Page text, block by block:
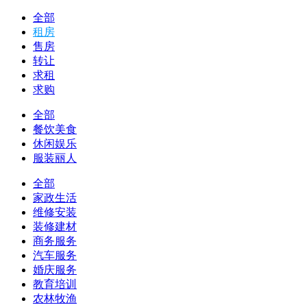
全部
租房
售房
转让
求租
求购
全部
餐饮美食
休闲娱乐
服装丽人
全部
家政生活
维修安装
装修建材
商务服务
汽车服务
婚庆服务
教育培训
农林牧渔